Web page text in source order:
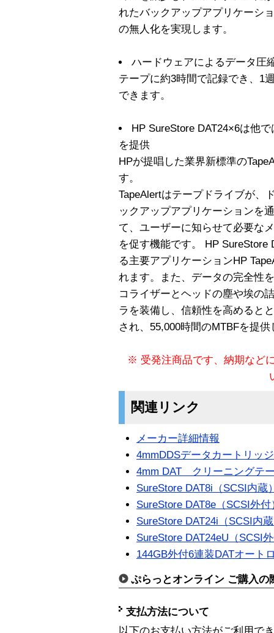
れたバックアップアプリケーシ
の無人化を実現します。
ハードウェアによるデータ圧
テープに約3時間で記録でき、1
できます。
HP SureStore DAT24×6は他
を提供
HPが提唱した業界新標準の
す。
TapeAlertはテープドライブが、
ックアップアプリケーションを
て、ユーザーに知らせて必要な
を促す機能です。 HP SureStore
る主要アプリケーションHP
れます。また、データの完全性
コライザーとヘッドの塵や埃の
ラを装備し、信頼性を高めると
され、55,000時間のMTBFを提供
※ 受発注商品です、納期など
関連リンク
メーカー詳細情報
4mmDDSデータカートリッジ
4mm DAT クリーニングテ
SureStore DAT8i（SCSI内蔵
SureStore DAT8e（SCSI外付
SureStore DAT24i（SCSI内
SureStore DAT24eU（SCSI
144GB外付6連装DATオート
ぷらっとオンライン ご購入の
支払方法について